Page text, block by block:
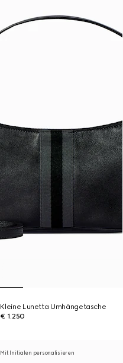
Kleine Lunetta Umhängetasche
€ 1.250
Mit Initialen personalisieren